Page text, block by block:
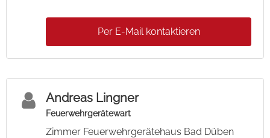
Per E-Mail kontaktieren
Andreas Lingner
Feuerwehrgerätewart
Zimmer Feuerwehrgerätehaus Bad Düben